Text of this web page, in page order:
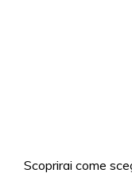
Scoprirai come